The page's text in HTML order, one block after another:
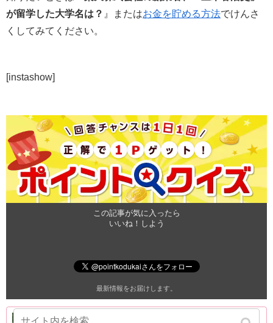
が留学した大学名は？ 』またはお金を貯める方法でけんさ
くしてみてください。
[instashow]
この記事が気に入ったら
いいね！しよう
最新情報をお届けします。
ぽいこづ